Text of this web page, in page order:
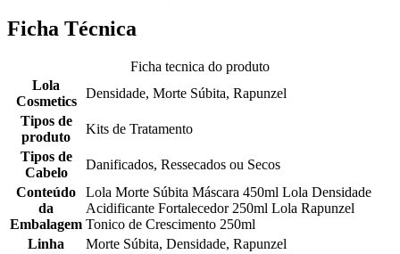
Ficha Técnica
Ficha tecnica do produto
Lola
Cosmetics
Densidade, Morte Súbita, Rapunzel
Tipos de
produto
Kits de Tratamento
Tipos de
Cabelo
Danificados, Ressecados ou Secos
Conteúdo
da
Embalagem
Lola Morte Súbita Máscara 450ml Lola Densidade
Acidificante Fortalecedor 250ml Lola Rapunzel
Tonico de Crescimento 250ml
Linha
Morte Súbita, Densidade, Rapunzel